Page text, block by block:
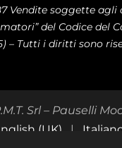
Vendite soggette
del Codice del
– Tutti i diritti sono
Srl – Pauselli
(UK)
|